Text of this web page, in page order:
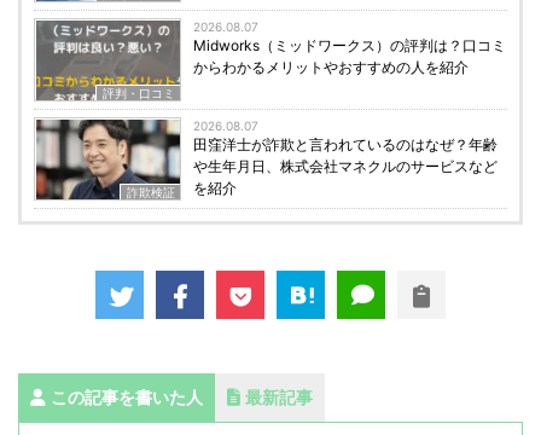
評判・口コミ
2026.08.07
Midworks（ミッドワークス）の評判は？口コミ
からわかるメリットやおすすめの人を紹介
詐欺検証
2026.08.07
田窪洋士が詐欺と言われているのはなぜ？年齢
や生年月日、株式会社マネクルのサービスなど
を紹介
この記事を書いた人 最新記事